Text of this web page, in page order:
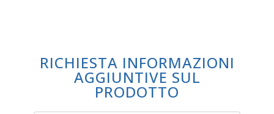
RICHIESTA INFORMAZIONI
AGGIUNTIVE SUL
PRODOTTO